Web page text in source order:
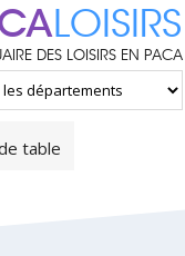
LOISIRS
DES LOISIRS EN PACA
table